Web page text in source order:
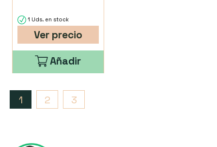
1 Uds. en stock
Ver precio
Añadir
1 2 3